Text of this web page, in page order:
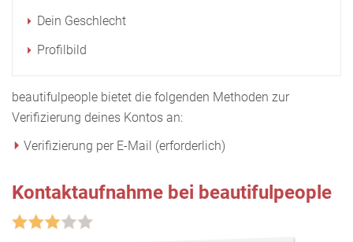
Dein Geschlecht
Profilbild
beautifulpeople bietet die folgenden Methoden zur
Verifizierung deines Kontos an:
Verifizierung per E-Mail (erforderlich)
Kontaktaufnahme bei beautifulpeople